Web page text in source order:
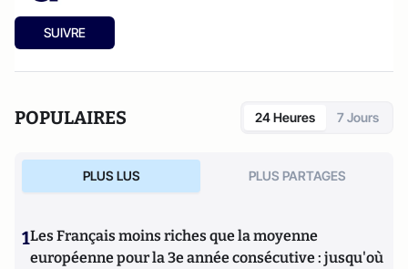
SUIVRE
POPULAIRES 24 Heures 7 Jours
PLUS LUS PLUS PARTAGES
1Les Français moins riches que la moyenne
européenne pour la 3e année consécutive : jusqu'où